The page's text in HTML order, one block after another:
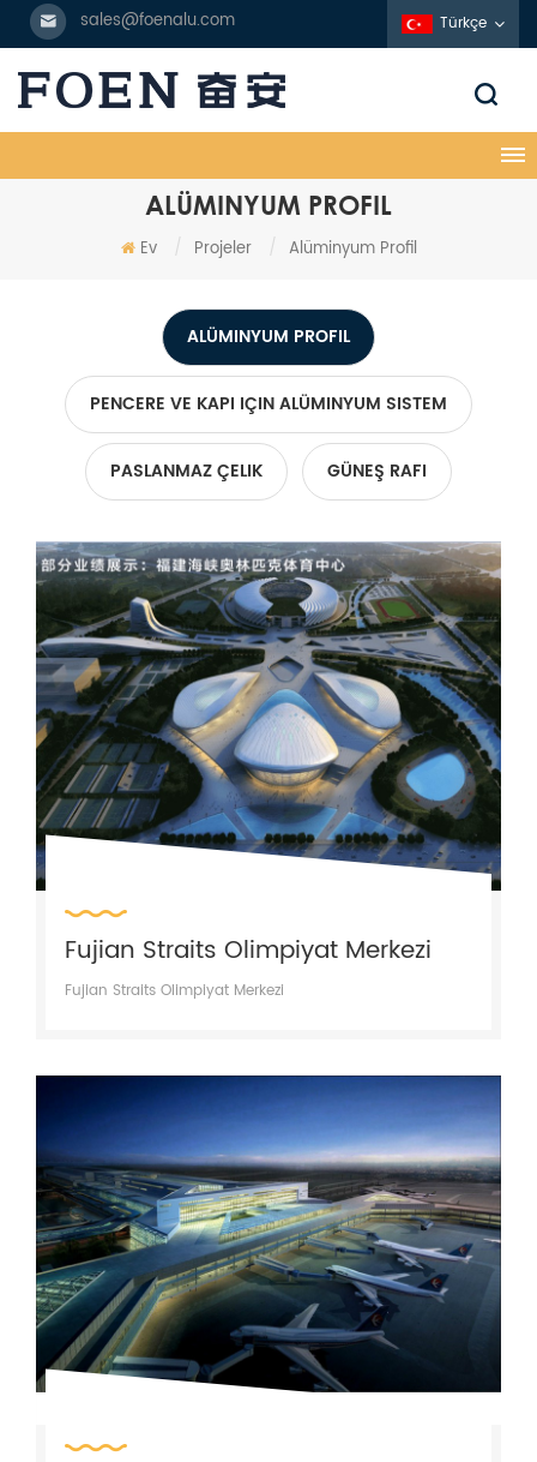
sales@foenalu.com Türkçe
ALÜMINYUM PROFIL
Ev / Projeler / Alüminyum Profil
ALÜMINYUM PROFIL
PENCERE VE KAPI IÇIN ALÜMINYUM SISTEM
PASLANMAZ ÇELIK GÜNEŞ RAFI
Fujian Straits Olimpiyat Merkezi
Fujian Straits Olimpiyat Merkezi